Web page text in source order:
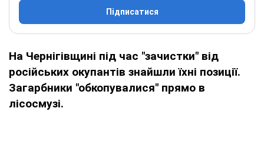
Підписатися
На Чернігівщині під час "зачистки" від
російських окупантів знайшли їхні позиції.
Загарбники "обкопувалися" прямо в
лісосмузі.